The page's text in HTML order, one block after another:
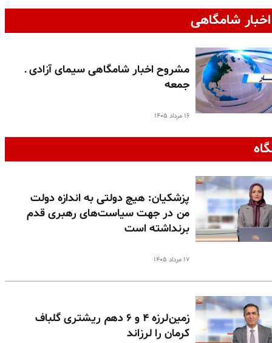
شامگاهی
مشروح اخبار شامگاهی سیمای آزادی ـ
جمعه
۱۶ مرداد ۱۴۰۵
پزشکیان: هیچ دولتی به اندازه دولت
من در جهت سیاست‌های رهبری قدم
برنداشته است
۱۷ مرداد ۱۴۰۵
زمین‌لرزه ۴ و ۶ دهم ریشتری گلباف
کرمان را لرزاند